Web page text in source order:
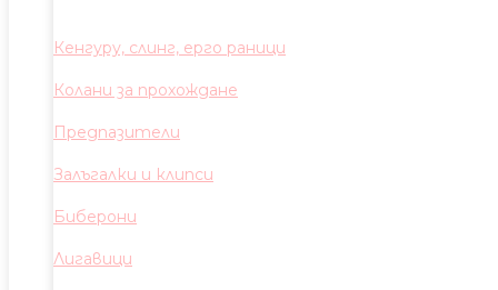
Кенгуру, слинг, ерго раници
Колани за прохождане
Предпазители
Залъгалки и клипси
Биберони
Лигавици